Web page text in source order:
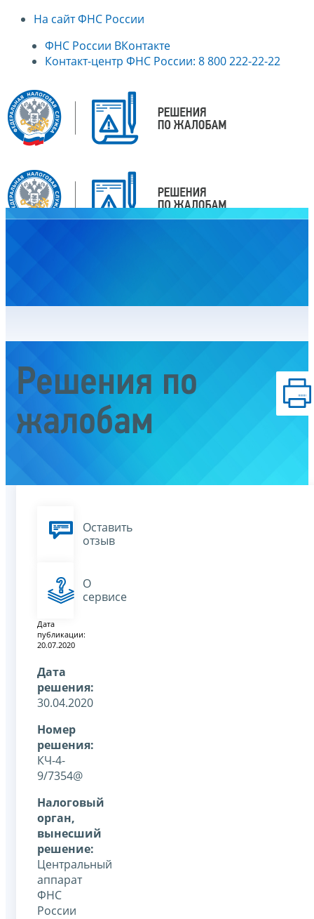
На сайт ФНС России
ФНС России ВКонтакте
Контакт-центр ФНС России: 8 800 222-22-22
Решения по
жалобам
Оставить
отзыв
О
сервисе
Дата
публикации:
20.07.2020
Дата
решения:
30.04.2020
Номер
решения:
КЧ-4-
9/7354@
Налоговый
орган,
вынесший
решение:
Центральный
аппарат
ФНС
России